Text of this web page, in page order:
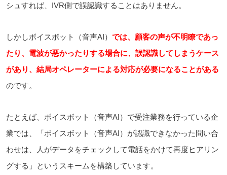
シュすれば、IVR側で誤認識することはありません。
しかしボイスボット（音声AI） では、顧客の声が不明瞭であっ
たり、電波が悪かったりする場合に、誤認識してしまうケース
があり、結局オペレーターによる対応が必要になることがある
のです。
たとえば、ボイスボット（音声AI）で受注業務を行っている企
業では、「ボイスボット（音声AI）が認識できなかった問い合
わせは、人がデータをチェックして電話をかけて再度ヒアリン
グする」というスキームを構築しています。